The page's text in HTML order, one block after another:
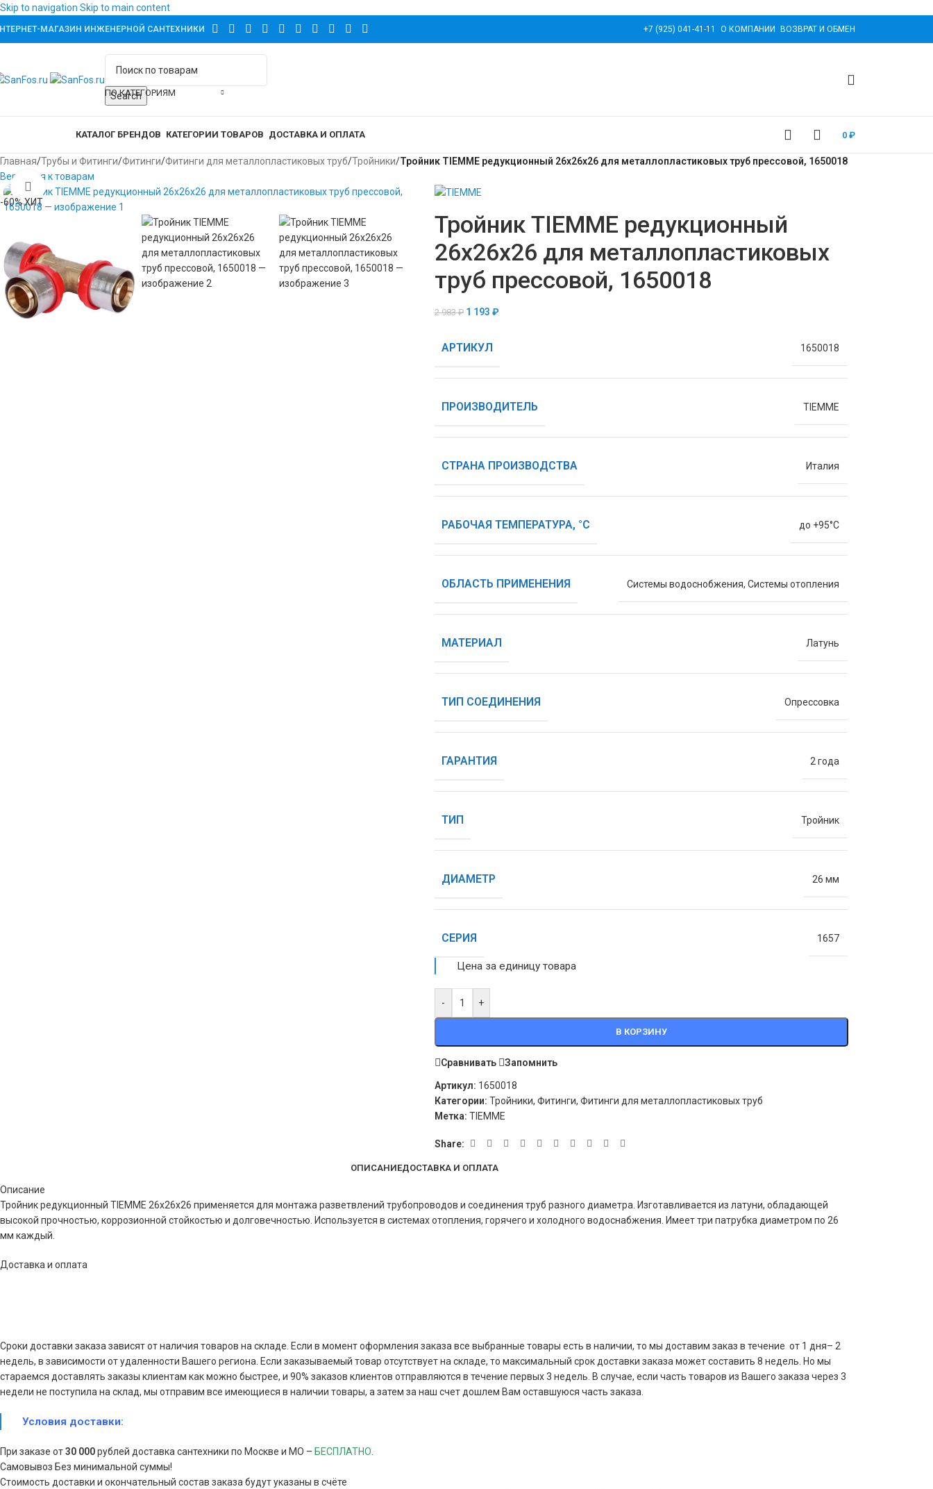
Skip to navigation Skip to main content
МАГАЗИН ИНЖЕНЕРНОЙ САНТЕХНИКИ +7 (925) 041-41-11 О КОМПАНИИ ВОЗВРАТ И ОБМЕН
ПО КАТЕГОРИЯМ
Search
КАТАЛОГ БРЕНДОВ КАТЕГОРИИ ТОВАРОВ ДОСТАВКА И ОПЛАТА 0 ₽
Главная/Трубы и Фитинги/Фитинги/Фитинги для металлопластиковых труб/Тройники/Тройник TIEMME редукционный 26x26x26 для металлопластиковых труб прессовой, 1650018
Вернемся к товарам
-60%ХИТ
увеличить изображение
Тройник TIEMME редукционный
26x26x26 для металлопластиковых
труб прессовой, 1650018
2 983₽ 1 193 ₽
АРТИКУЛ 1650018
ПРОИЗВОДИТЕЛЬ TIEMME
СТРАНА ПРОИЗВОДСТВА Италия
РАБОЧАЯ ТЕМПЕРАТУРА, °С до +95°C
ОБЛАСТЬ ПРИМЕНЕНИЯ Системы водоснобжения, Системы отопления
МАТЕРИАЛ Латунь
ТИП СОЕДИНЕНИЯ Опрессовка
ГАРАНТИЯ 2 года
ТИП Тройник
ДИАМЕТР 26 мм
СЕРИЯ 1657
Цена за единицу товара
- +
В КОРЗИНУ
Сравнивать Запомнить
Артикул: 1650018
Категории: Тройники, Фитинги, Фитинги для металлопластиковых труб
Метка: TIEMME
Share:
ОПИСАНИЕДОСТАВКА И ОПЛАТА
Описание
Тройник редукционный TIEMME 26x26x26 применяется для монтажа разветвлений трубопроводов и соединения труб разного диаметра. Изготавливается из латуни, обладающей
высокой прочностью, коррозионной стойкостью и долговечностью. Используется в системах отопления, горячего и холодного водоснабжения. Имеет три патрубка диаметром по 26
мм каждый.
Доставка и оплата
Сроки доставки заказа зависят от наличия товаров на складе. Если в момент оформления заказа все выбранные товары есть в наличии, то мы доставим заказ в течение от 1 дня– 2
недель, в зависимости от удаленности Вашего региона. Если заказываемый товар отсутствует на складе, то максимальный срок доставки заказа может составить 8 недель. Но мы
стараемся доставлять заказы клиентам как можно быстрее, и 90% заказов клиентов отправляются в течение первых 3 недель. В случае, если часть товаров из Вашего заказа через 3
недели не поступила на склад, мы отправим все имеющиеся в наличии товары, а затем за наш счет дошлем Вам оставшуюся часть заказа.
Условия доставки:
При заказе от30 000рублей доставка сантехники по Москве и МО – БЕСПЛАТНО.
Самовывоз Без минимальной суммы!
Стоимость доставки и окончательный состав заказа будут указаны в счёте